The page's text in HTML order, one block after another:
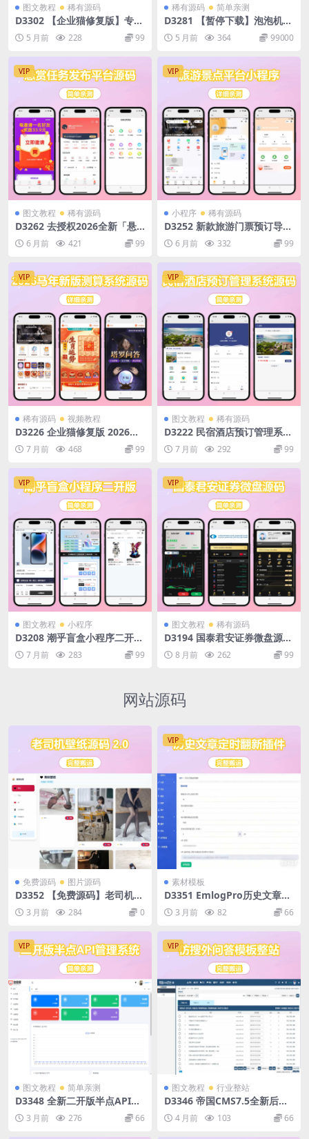
图文教程 稀有源码
D3302 【企业猫修复版】专业
二手车买卖交易平台源码 PC
带手机端二手车O2O交易服务
平台
5 月前 228 99
稀有源码 简单亲测
D3281 【暂停下载】泡泡机商
城盲盒潮物 H5 源码 最新 UI
Vue 引擎多端登录易支付
5 月前 364 99000
VIP
图文教程 稀有源码
D3262 去授权2026全新「悬
赏任务发布平台源码」拉新地
推系统源码发布
6 月前 421 99
VIP
小程序 稀有源码
D3252 新款旅游门票预订导游
旅行社研学游景点门票等各类
旅游服务周边游多级分佣分销
在线核销
6 月前 332 99
VIP
稀有源码 视频教程
D3226 企业猫修复版 2026马
年新版测算系统源码 全开源修
复版 支持易支付带教程
7 月前 468 99
VIP
图文教程 稀有源码
D3222 民宿酒店预订管理系统
源码 支持 WIFI 连接 / 吐槽 /
周边信息功能
7 月前 292 99
VIP
图文教程 小程序
D3208 潮乎盲盒小程序二开源
码 | 已过审运营版 含Uniapp
前端+ThinkPHP后端
7 月前 283 99
VIP
图文教程 稀有源码
D3194 国泰君安证券微盘源码
二开版_多语言适配_前端 HTM
L 后端 PHP 源码下载
8 月前 262 99
网站源码
免费源码 图片源码
D3352 【免费源码】老司机壁
纸源码 2.0 修复版 布局优化 +
BUG 修复 可直接搭建运营
3 月前 284 0
VIP
素材模板
D3351 EmlogPro历史文章定
时翻新插件
3 月前 82 66
VIP
图文教程 简单亲测
D3348 全新二开版半点API管
理系统源码 API计费 全开源
3 月前 276 66
VIP
图文教程 行业整站
D3346 帝国CMS7.5全新后台
仿搜外问答模板整站带演示数
据源码
4 月前 103 66